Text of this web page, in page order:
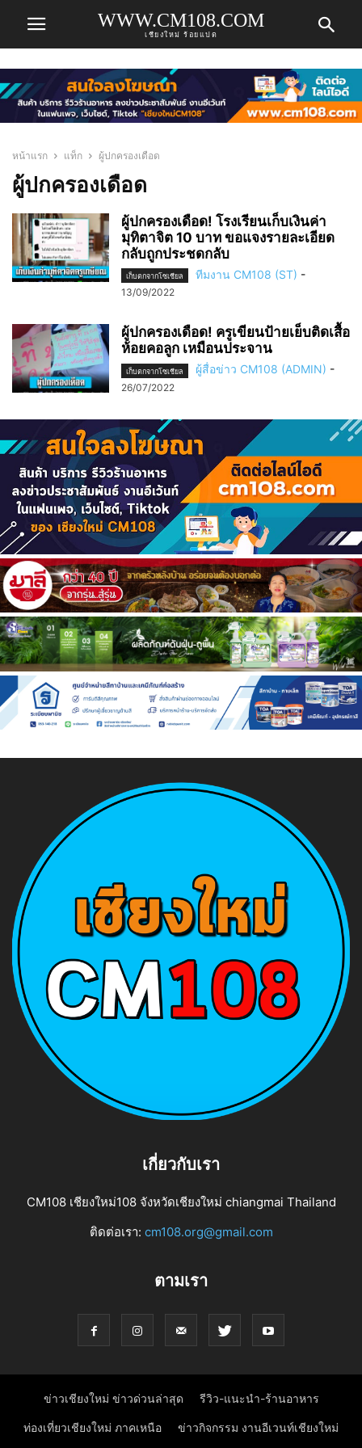
WWW.CM108.COM
เชียงใหม่ ร้อยแปด
หน้าแรก แท็ก ผู้ปกครองเดือด
ผู้ปกครองเดือด
ผู้ปกครองเดือด! โรงเรียนเก็บเงินค่า
มุทิตาจิต 10 บาท ขอแจงรายละเอียด
กลับถูกประชดกลับ
เก็บตกจากโซเชียล ทีมงาน CM108 (ST) -
13/09/2022
ผู้ปกครองเดือด! ครูเขียนป้ายเย็บติดเสื้อ
ห้อยคอลูก เหมือนประจาน
เก็บตกจากโซเชียล ผู้สื่อข่าว CM108 (ADMIN) -
26/07/2022
เกี่ยวกับเรา
CM108 เชียงใหม่108 จังหวัดเชียงใหม่ chiangmai Thailand
ติดต่อเรา: cm108.org@gmail.com
ตามเรา
ข่าวเชียงใหม่ ข่าวด่วนล่าสุด รีวิว-แนะนำ-ร้านอาหาร
ท่องเที่ยวเชียงใหม่ ภาคเหนือ ข่าวกิจกรรม งานอีเวนท์เชียงใหม่